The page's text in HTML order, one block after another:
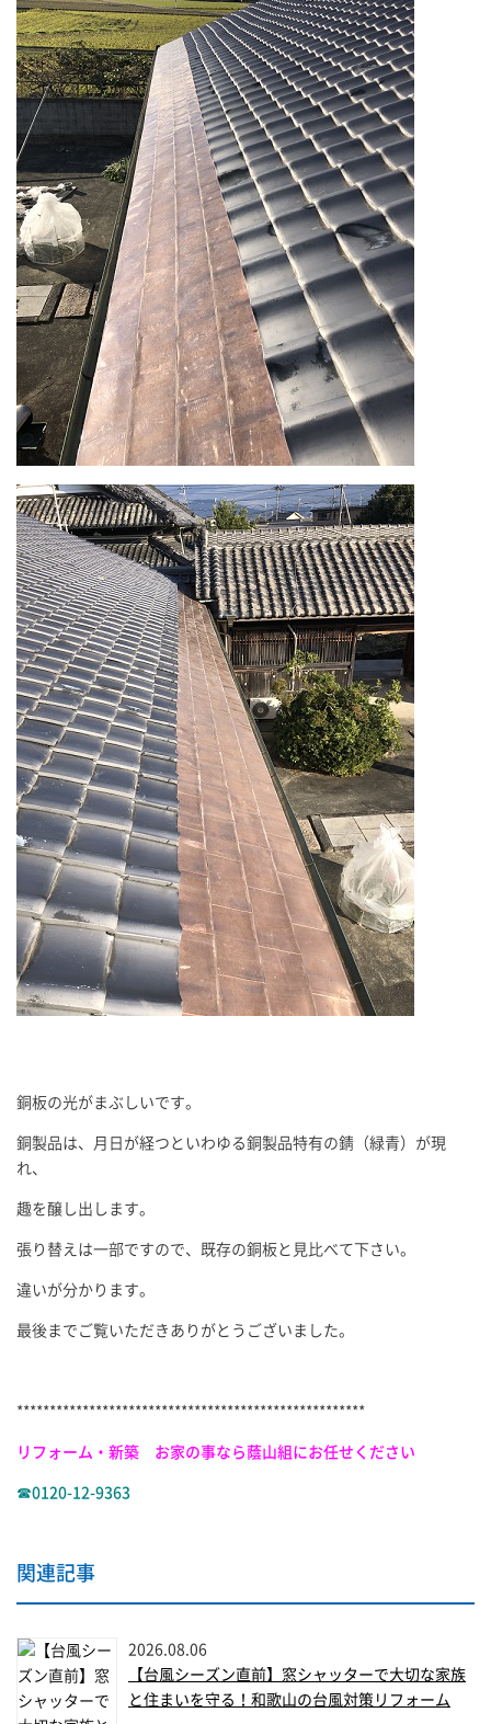
銅板の光がまぶしいです。
銅製品は、月日が経つといわゆる銅製品特有の錆（緑青）が現
れ、
趣を醸し出します。
張り替えは一部ですので、既存の銅板と見比べて下さい。
違いが分かります。
最後までご覧いただきありがとうございました。
*****************************************************
リフォーム・新築 お家の事なら蔭山組にお任せください
☎0120-12-9363
関連記事
2026.08.06
【台風シーズン直前】窓シャッターで大切な家族
と住まいを守る！和歌山の台風対策リフォーム